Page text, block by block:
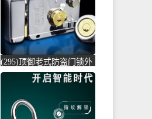
(295)顶御老式防盗门锁外
装门锁室内门锁铁门木门
大门锁月牙-防盗门锁(泰
科安家居专营店仅售45元)